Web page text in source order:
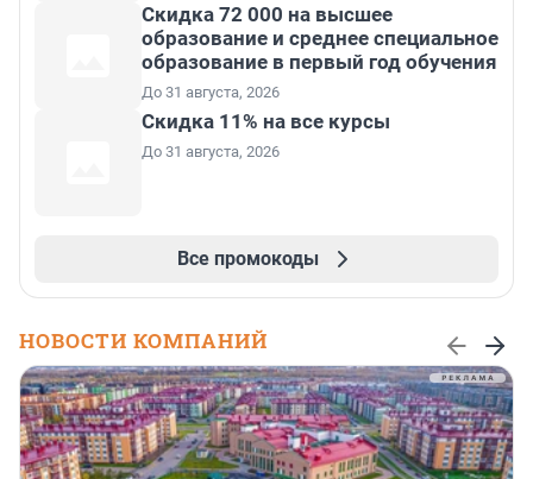
Скидка 72 000 на высшее
образование и среднее специальное
образование в первый год обучения
До 31 августа, 2026
Скидка 11% на все курсы
До 31 августа, 2026
Все промокоды
НОВОСТИ КОМПАНИЙ